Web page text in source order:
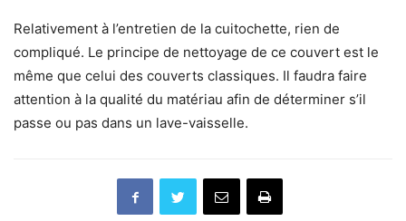
Relativement à l’entretien de la cuitochette, rien de
compliqué. Le principe de nettoyage de ce couvert est le
même que celui des couverts classiques. Il faudra faire
attention à la qualité du matériau afin de déterminer s’il
passe ou pas dans un lave-vaisselle.